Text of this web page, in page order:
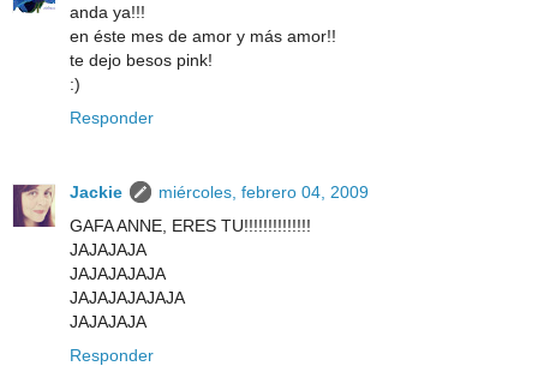
anda ya!!!
en éste mes de amor y más amor!!
te dejo besos pink!
:)
Responder
Jackie
miércoles, febrero 04, 2009
GAFA ANNE, ERES TU!!!!!!!!!!!!!!
JAJAJAJA
JAJAJAJAJA
JAJAJAJAJAJA
JAJAJAJA
Responder